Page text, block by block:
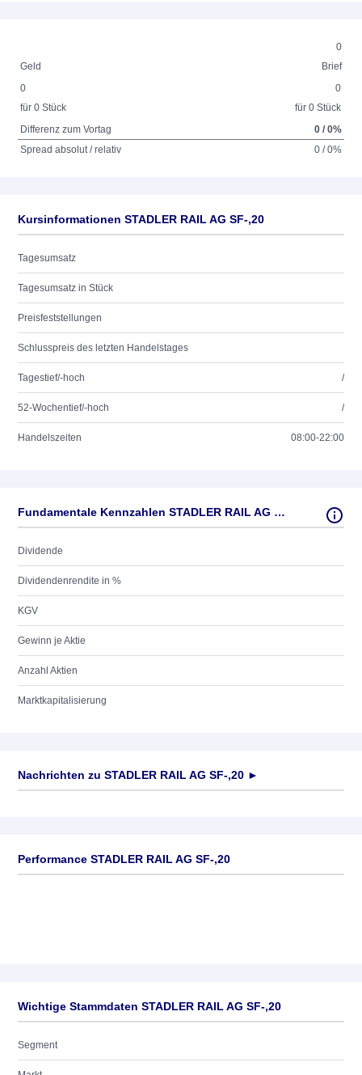
0
Geld
Brief
0
für 0 Stück
0
für 0 Stück
Differenz zum Vortag
0 / 0%
Spread absolut / relativ
0 / 0%
Kursinformationen STADLER RAIL AG SF-,20
Tagesumsatz
Tagesumsatz in Stück
Preisfeststellungen
Schlusspreis des letzten Handelstages
Tagestief/-hoch /
52-Wochentief/-hoch /
Handelszeiten 08:00-22:00
Fundamentale Kennzahlen STADLER RAIL AG SF-,20
Dividende
Dividendenrendite in %
KGV
Gewinn je Aktie
Anzahl Aktien
Marktkapitalisierung
Nachrichten zu STADLER RAIL AG SF-,20 ►
Performance STADLER RAIL AG SF-,20
Wichtige Stammdaten STADLER RAIL AG SF-,20
Segment